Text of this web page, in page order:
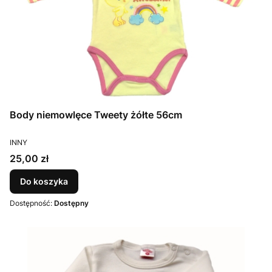
Body niemowlęce Tweety żółte 56cm
PRODUCENT
INNY
Cena
25,00 zł
Do koszyka
Dostępność: Dostępny